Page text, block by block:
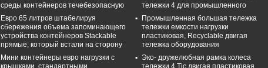
среды контейнеров течебезопасную
Евро 65 литров штабелируя
сбережения объема запоминающего
устройства контейнеров Stackable
прямые, который встали на сторону
Мини контейнеры евро нагрузки с
крышками, стандартными
тележки 4 для промышленного
Промышленная большая тележка
тележки емкости нагрузки
пластиковая, Recyclable двигая
тележка оборудования
Эко- дружелюбная рамка колеса
тележки 4 Tic двигая пластиковая